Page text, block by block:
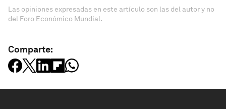
Las opiniones expresadas en este artículo son las del autor y no
del Foro Económico Mundial.
Comparte: